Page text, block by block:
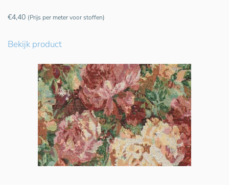
€4,40 (Prijs per meter voor stoffen)
Bekijk product